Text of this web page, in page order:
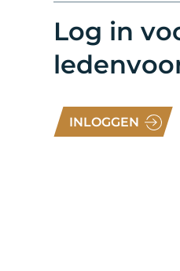
Log in
INLOGGEN